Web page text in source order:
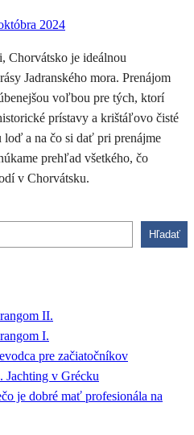
2024
Chorvátsko je ideálnou
Jadranského mora. Prenájom
voľbou pre tých, ktorí
prístavy a krištáľovo čisté
a na čo si dať pri prenájme
prehľad všetkého, čo
v Chorvátsku.
Hľadať
II.
I.
pre začiatočníkov
Jachting v Grécku
je dobré mať profesionála na